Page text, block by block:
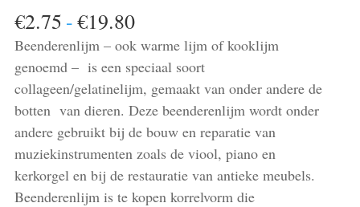
€2.75 -€19.80Prijsklasse:
€2.75
tot
€19.80
Beenderenlijm – ook warme lijm of kooklijm
genoemd – is een speciaal soort
collageen/gelatinelijm, gemaakt van onder andere de
botten van dieren. Deze beenderenlijm wordt onder
andere gebruikt bij de bouw en reparatie van
muziekinstrumenten zoals de viool, piano en
kerkorgel en bij de restauratie van antieke meubels.
Beenderenlijm is te kopen korrelvorm die